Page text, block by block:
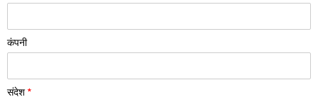
कंपनी
संदेश*